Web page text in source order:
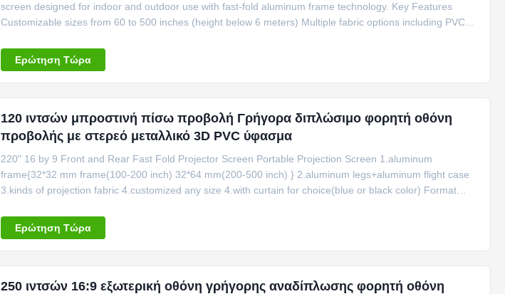
screen designed for indoor and outdoor use with fast-fold aluminum frame technology. Key Features
Customizable sizes from 60 to 500 inches (height below 6 meters) Multiple fabric options including PVC
Durable aluminum frame, stand legs, and flight case Optional full drapes and
Ερώτηση Τώρα
120 ιντσών μπροστινή πίσω προβολή Γρήγορα διπλώσιμο φορητή οθόνη
προβολής με στερεό μεταλλικό 3D PVC ύφασμα
220" 16 by 9 Front and Rear Fast Fold Projector Screen Portable Projection Screen 1.aluminum
frame{32*32 mm frame(100-200 inch) 32*64 mm(200-500 inch) } 2.aluminum legs+aluminum flight case
3.kinds of projection fabric 4.customized any size 4.with curtain for choice(blue or black color) Format
1350*250*450 100 1520 2032 1350*250*450 120 1830 2440 1350*250*450 150 2270 3048 1350*300
Ερώτηση Τώρα
250 ιντσών 16:9 εξωτερική οθόνη γρήγορης αναδίπλωσης φορητή οθόνη